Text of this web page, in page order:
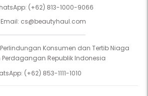
(+62) 813-1000-9066
Email: cs@beautyhaul.com
Konsumen dan Tertib Niaga
Perdagangan Republik Indonesia
(+62) 853-1111-1010